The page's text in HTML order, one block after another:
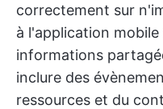
correctement sur
à l'application
informations
inclure des
ressources et du